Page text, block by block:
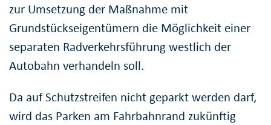
zur Umsetzung der Maßnahme mit
Grundstückseigentümern die Möglichkeit einer
separaten Radverkehrsführung westlich der
Autobahn verhandeln soll.
Da auf Schutzstreifen nicht geparkt werden darf,
wird das Parken am Fahrbahnrand zukünftig